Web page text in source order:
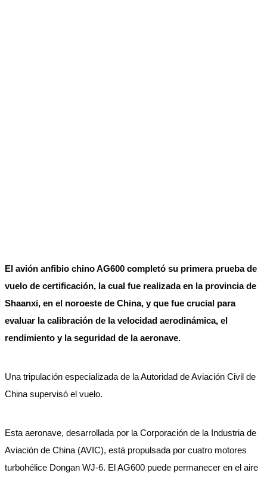
El avión anfibio chino AG600 completó su primera prueba de
vuelo de certificación, la cual fue realizada en la provincia de
Shaanxi, en el noroeste de China, y que fue crucial para
evaluar la calibración de la velocidad aerodinámica, el
rendimiento y la seguridad de la aeronave.
Una tripulación especializada de la Autoridad de Aviación Civil de
China supervisó el vuelo.
Esta aeronave, desarrollada por la Corporación de la Industria de
Aviación de China (AVIC), está propulsada por cuatro motores
turbohélice Dongan WJ-6. El AG600 puede permanecer en el aire